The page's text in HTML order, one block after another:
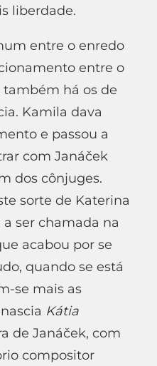
liberdade.
entre o enredo
entre o
há os de
Kamila dava
e passou a
com Janáček
dos cônjuges.
sorte de Katerina
ser chamada na
acabou por se
quando se está
se mais as
Kátia
de Janáček, com
compositor